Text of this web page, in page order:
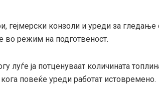
гејмерски конзоли и уреди за
во режим на подготвеност.
луѓе ја потценуваат количината
повеќе уреди работат истовремено.